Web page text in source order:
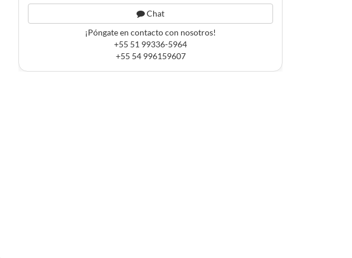
Chat
¡Póngate en contacto con nosotros!
+55 51 99336-5964
+55 54 996159607